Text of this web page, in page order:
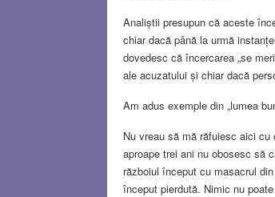
Analiștii presupun că aceste
chiar dacă până la urmă
dovedesc că încercarea „se
ale acuzatului și chiar dacă
Am adus exemple din „lumea
Nu vreau să mă răfuiesc aici
aproape trei ani nu obosesc să
războiul început cu masacrul
început pierdută. Nimic nu